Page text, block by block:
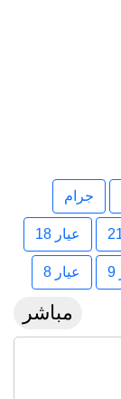
جرام
عيار 18
عيار 8
مباشر